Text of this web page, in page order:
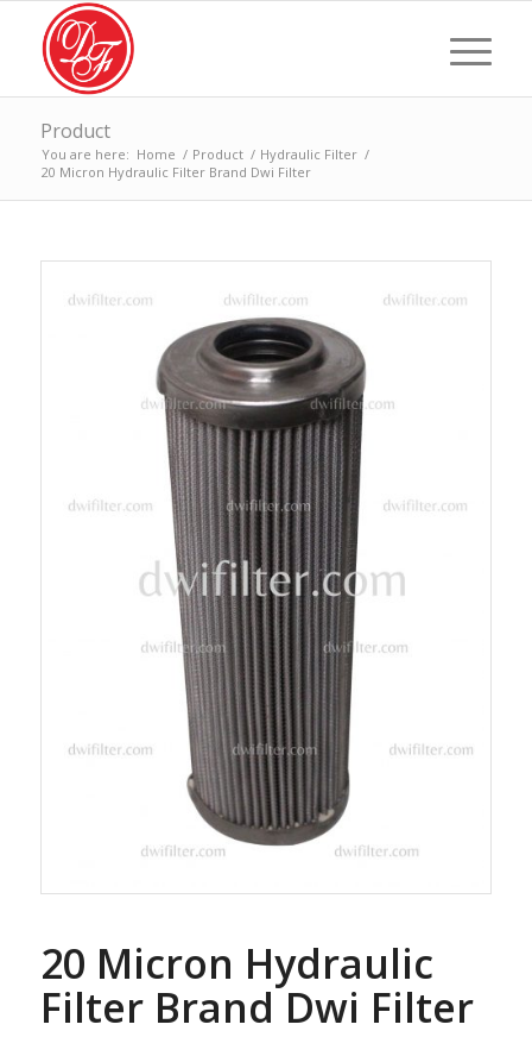
Product
You are here: Home / Product / Hydraulic Filter /
20 Micron Hydraulic Filter Brand Dwi Filter
20 Micron Hydraulic
Filter Brand Dwi Filter